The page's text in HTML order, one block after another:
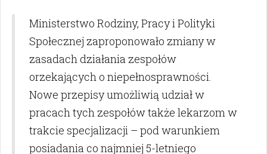
Ministerstwo Rodziny, Pracy i Polityki
Społecznej zaproponowało zmiany w
zasadach działania zespołów
orzekających o niepełnosprawności.
Nowe przepisy umożliwią udział w
pracach tych zespołów także lekarzom w
trakcie specjalizacji – pod warunkiem
posiadania co najmniej 5-letniego